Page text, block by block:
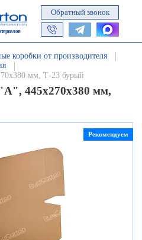
Обратный звонок
коробки от производителя
мм, Т-23 бурый
445х270х380 мм,
Рекомендуем